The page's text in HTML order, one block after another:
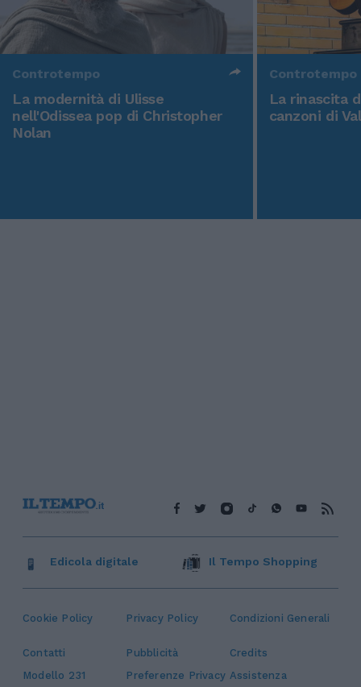
Controtempo
La modernità di Ulisse
nell'Odissea pop di Christopher
Nolan
Controtempo
La rinascita
canzoni di
Cookie Policy Privacy Policy Condizioni Generali
Contatti Pubblicità
Credits
Modello 231
Preferenze Privacy Assistenza
Edicola digitale Il Tempo Shopping